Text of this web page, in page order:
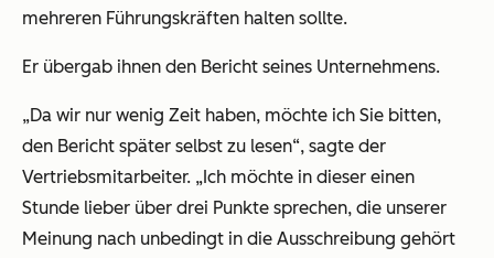
mehreren Führungskräften halten sollte.
Er übergab ihnen den Bericht seines Unternehmens.
„Da wir nur wenig Zeit haben, möchte ich Sie bitten,
den Bericht später selbst zu lesen“, sagte der
Vertriebsmitarbeiter. „Ich möchte in dieser einen
Stunde lieber über drei Punkte sprechen, die unserer
Meinung nach unbedingt in die Ausschreibung gehört